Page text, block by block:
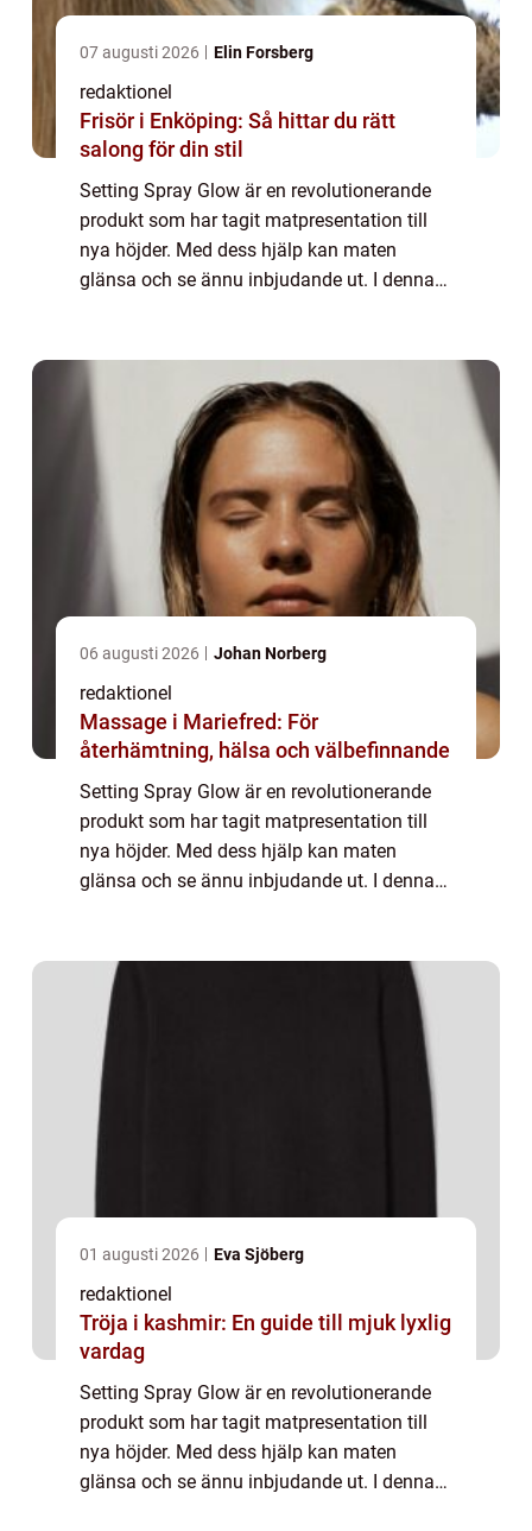
07 augusti 2026 Elin Forsberg
redaktionel
Frisör i Enköping: Så hittar du rätt
salong för din stil
Setting Spray Glow är en revolutionerande
produkt som har tagit matpresentation till
nya höjder. Med dess hjälp kan maten
glänsa och se ännu inbjudande ut. I denna
06 augusti 2026 Johan Norberg
redaktionel
Massage i Mariefred: För
återhämtning, hälsa och välbefinnande
Setting Spray Glow är en revolutionerande
produkt som har tagit matpresentation till
nya höjder. Med dess hjälp kan maten
glänsa och se ännu inbjudande ut. I denna
pres...
01 augusti 2026 Eva Sjöberg
redaktionel
Tröja i kashmir: En guide till mjuk lyxlig
vardag
Setting Spray Glow är en revolutionerande
produkt som har tagit matpresentation till
nya höjder. Med dess hjälp kan maten
glänsa och se ännu inbjudande ut. I denna